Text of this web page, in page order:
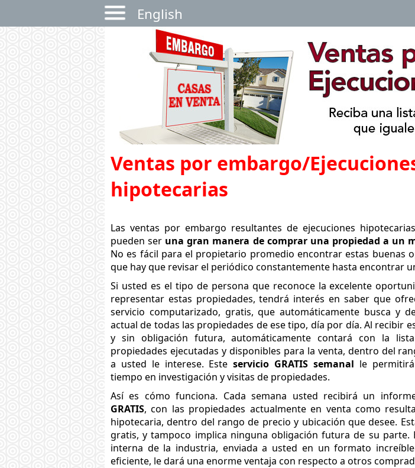
English
Ventas por embargo/
hipotecarias
Las ventas por embargo resultantes de ejecuciones
pueden ser una gran manera de comprar una propiedad a un
No es fácil para el propietario promedio encontrar estas buenas
que hay que revisar el periódico constantemente hasta encontrar
Si usted es el tipo de persona que reconoce la excelente
representar estas propiedades, tendrá interés en saber que
servicio computarizado, gratis, que automáticamente busca y
actual de todas las propiedades de ese tipo, día por día. Al recibir
y sin obligación futura, automáticamente contará con la
propiedades ejecutadas y disponibles para la venta, dentro del
a usted le interese. Esteservicio GRATIS semanal le
tiempo en investigación y visitas de propiedades.
Así es cómo funciona. Cada semana usted recibirá un
GRATIS, con las propiedades actualmente en venta como
hipotecaria, dentro del rango de precio y ubicación que desee.
gratis, y tampoco implica ninguna obligación futura de su parte.
interna de la industria, enviada a usted en un formato
eficiente, le dará una enorme ventaja con respecto a otros